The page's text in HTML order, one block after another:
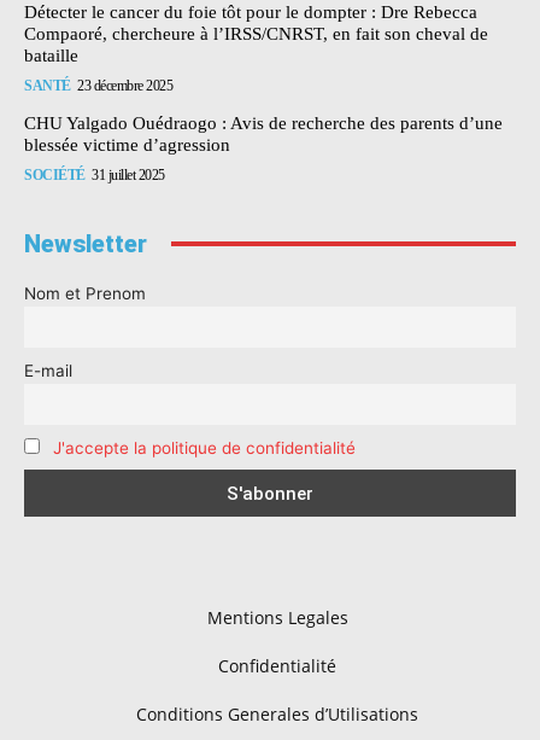
Détecter le cancer du foie tôt pour le dompter : Dre Rebecca
Compaoré, chercheure à l’IRSS/CNRST, en fait son cheval de
bataille
SANTÉ 23 décembre 2025
CHU Yalgado Ouédraogo : Avis de recherche des parents d’une
blessée victime d’agression
SOCIÉTÉ 31 juillet 2025
Newsletter
Nom et Prenom
E-mail
J'accepte la politique de confidentialité
Mentions Legales
Confidentialité
Conditions Generales d’Utilisations